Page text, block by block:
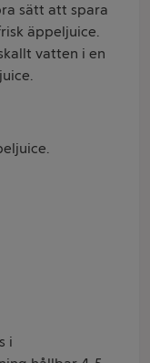
sätt att spara
äppeljuice.
vatten i en
i